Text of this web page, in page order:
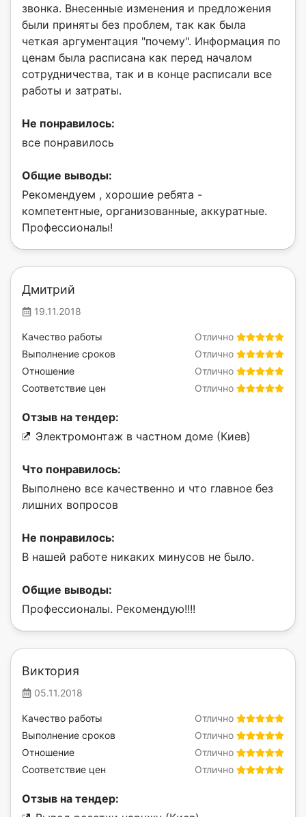
звонка. Внесенные изменения и предложения
были приняты без проблем, так как была
четкая аргументация "почему". Информация по
ценам была расписана как перед началом
сотрудничества, так и в конце расписали все
работы и затраты.
Не понравилось:
все понравилось
Общие выводы:
Рекомендуем , хорошие ребята -
компетентные, организованные, аккуратные.
Профессионалы!
Дмитрий
19.11.2018
Отлично
Качество работы
Отлично
Выполнение сроков
Отлично
Отношение
Отлично
Соответствие цен
Отзыв на тендер:
Электромонтаж в частном доме (Киев)
Что понравилось:
Выполнено все качественно и что главное без
лишних вопросов
Не понравилось:
В нашей работе никаких минусов не было.
Общие выводы:
Профессионалы. Рекомендую!!!!
Виктория
05.11.2018
Отлично
Качество работы
Отлично
Выполнение сроков
Отлично
Отношение
Отлично
Соответствие цен
Отзыв на тендер: